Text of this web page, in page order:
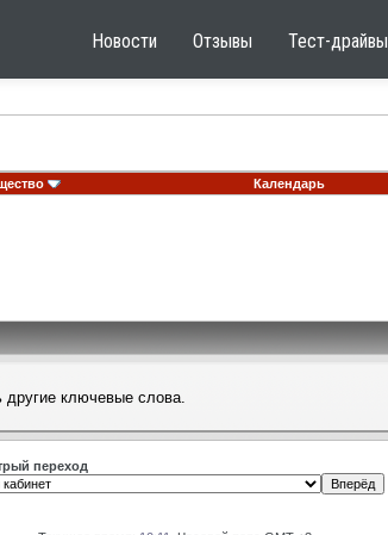
Новости Отзывы Тест-драйвы
Календарь
другие ключевые слова.
переход